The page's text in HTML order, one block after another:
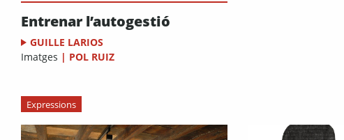
Entrenar l’autogestió
GUILLE LARIOS
Imatges | POL RUIZ
Expressions